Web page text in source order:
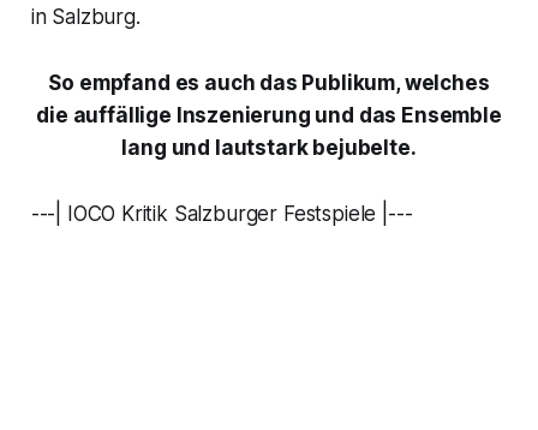
in Salzburg.
So empfand es auch das Publikum, welches
die auffällige Inszenierung und das Ensemble
lang und lautstark bejubelte.
---| IOCO Kritik Salzburger Festspiele |---